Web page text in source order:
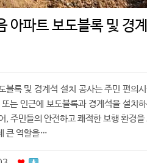
아파트 보도블록 및 경계
블록 및 경계석 설치 공사는 주민 편의
는 인근에 보도블록과 경계석을 설치
, 주민들의 안전하고 쾌적한 보행 환경을
큰 역할을…